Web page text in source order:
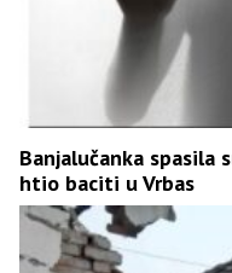
Banjalučanka spasila
htio baciti u Vrbas